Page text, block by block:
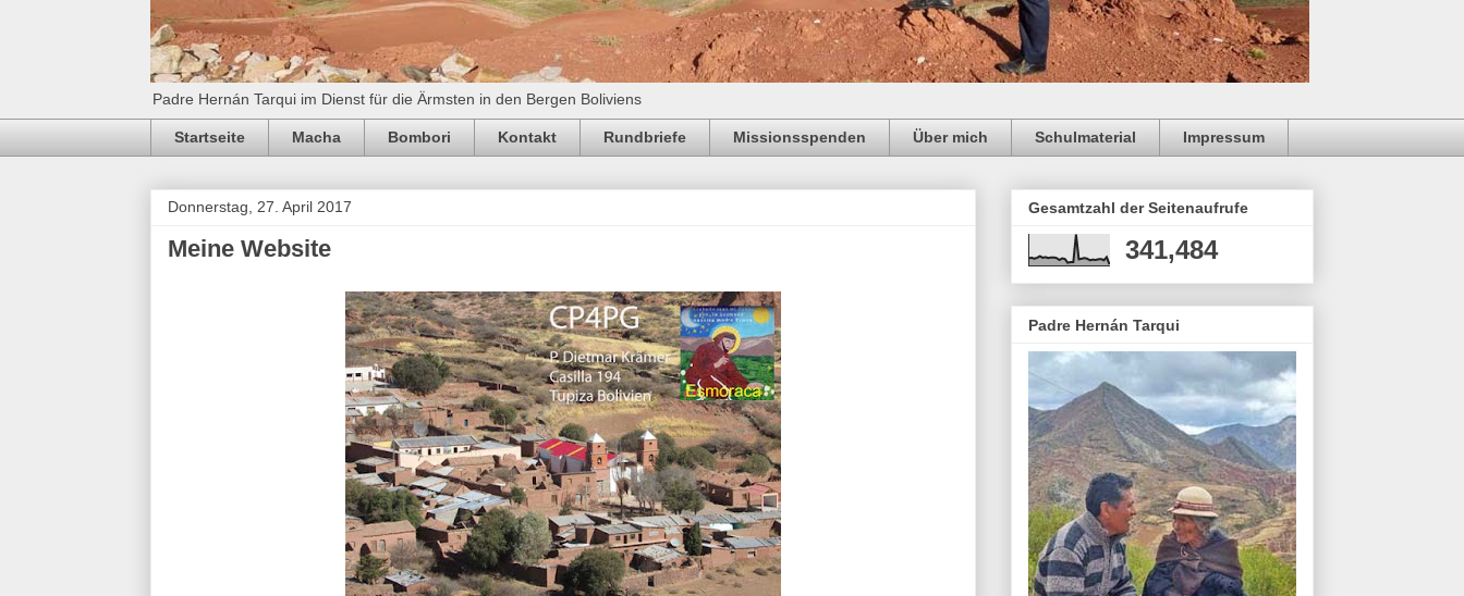
Padre Hernán Tarqui im Dienst für die Ärmsten in den Bergen Boliviens
Startseite Macha Bombori Kontakt Rundbriefe Missionsspenden Über mich Schulmaterial Impressum
Donnerstag, 27. April 2017
Meine Website
Gesamtzahl der Seitenaufrufe
341,484
Padre Hernán Tarqui